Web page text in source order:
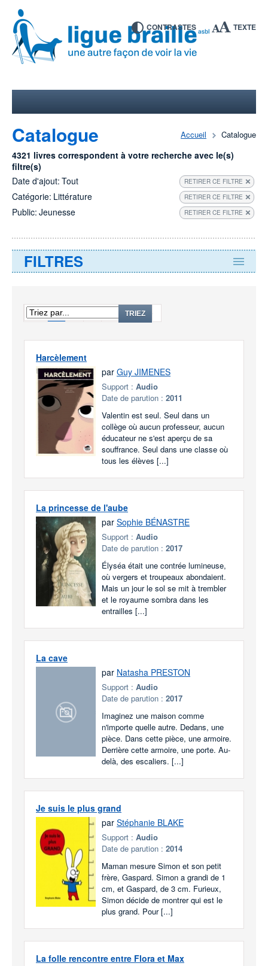
CONTRASTES TEXTE
Accueil Catalogue
Catalogue
4321 livres correspondent à votre recherche avec le(s)
filtre(s)
Date d'ajout: Tout RETIRER CE FILTRE
Catégorie: Littérature RETIRER CE FILTRE
Public: Jeunesse RETIRER CE FILTRE
FILTRES
1 271
TRIEZ
Harcèlement
par Guy JIMENES
Support : Audio
Date de parution : 2011
Valentin est seul. Seul dans un
collège où aucun professeur, aucun
éducateur ne s'est aperçu de sa
souffrance. Seul dans une classe où
tous les élèves [...]
La princesse de l'aube
par Sophie BÉNASTRE
Support : Audio
Date de parution : 2017
Élyséa était une contrée lumineuse,
où vergers et troupeaux abondaient.
Mais un jour le sol se mit à trembler
et le royaume sombra dans les
entrailles [...]
La cave
par Natasha PRESTON
Support : Audio
Date de parution : 2017
Imaginez une maison comme
n'importe quelle autre. Dedans, une
pièce. Dans cette pièce, une armoire.
Derrière cette armoire, une porte. Au-
delà, des escaliers. [...]
Je suis le plus grand
par Stéphanie BLAKE
Support : Audio
Date de parution : 2014
Maman mesure Simon et son petit
frère, Gaspard. Simon a grandi de 1
cm, et Gaspard, de 3 cm. Furieux,
Simon décide de montrer qui est le
plus grand. Pour [...]
La folle rencontre entre Flora et Max